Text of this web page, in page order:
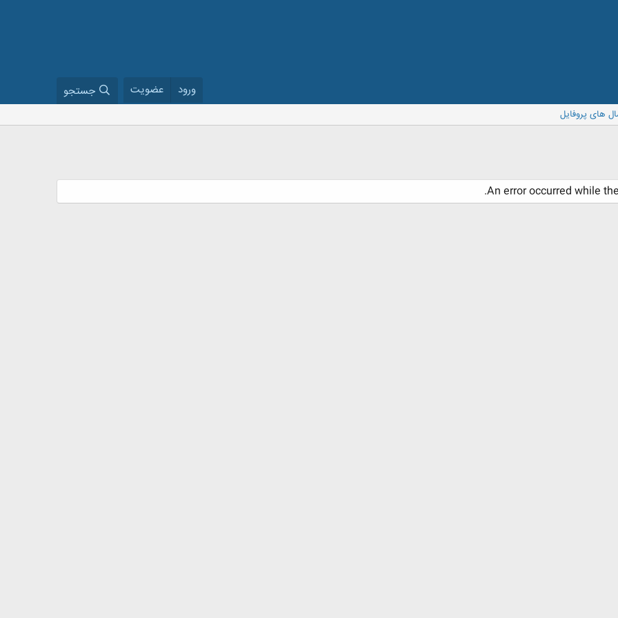
ورود عضویت جستجو
های پروفایل
An error occurred while